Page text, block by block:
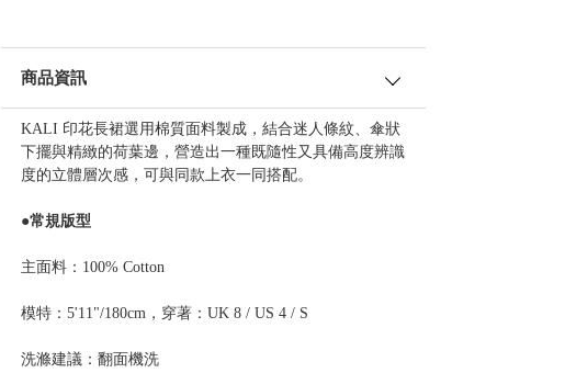
商品資訊
KALI 印花長裙選用棉質面料製成，結合迷人條紋、傘狀
下擺與精緻的荷葉邊，營造出一種既隨性又具備高度辨識
度的立體層次感，可與同款上衣一同搭配。
●常規版型
主面料：100% Cotton
模特：5'11"/180cm，穿著：UK 8 / US 4 / S
洗滌建議：翻面機洗